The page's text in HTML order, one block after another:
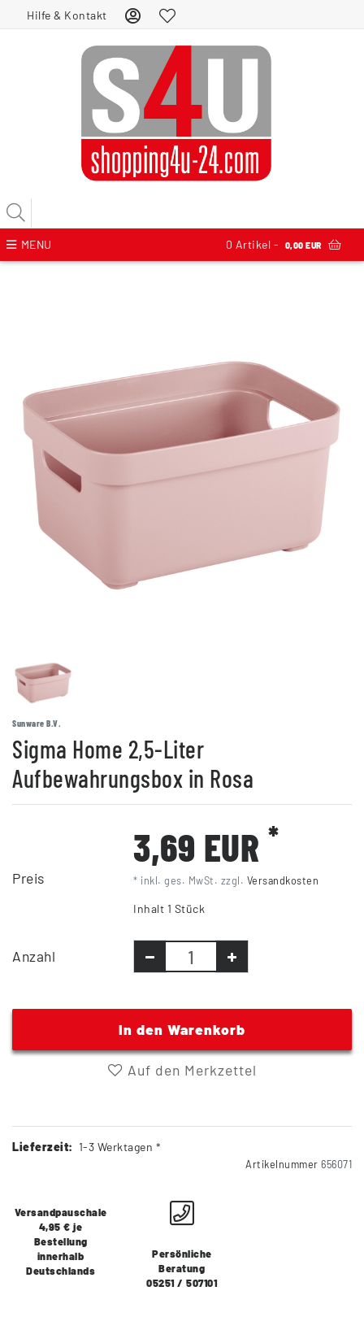
Hilfe & Kontakt
MENU 0 Artikel - 0,00 EUR
Sunware B.V.
Sigma Home 2,5-Liter
Aufbewahrungsbox in Rosa
Preis
3,69 EUR *
* inkl. ges. MwSt. zzgl. Versandkosten
Inhalt 1 Stück
Anzahl
In den Warenkorb
Auf den Merkzettel
Lieferzeit: 1-3 Werktagen *
Artikelnummer 656071
Versandpauschale
4,95 € je
Bestellung
innerhalb
Deutschlands
Persönliche
Beratung
05251 / 507101